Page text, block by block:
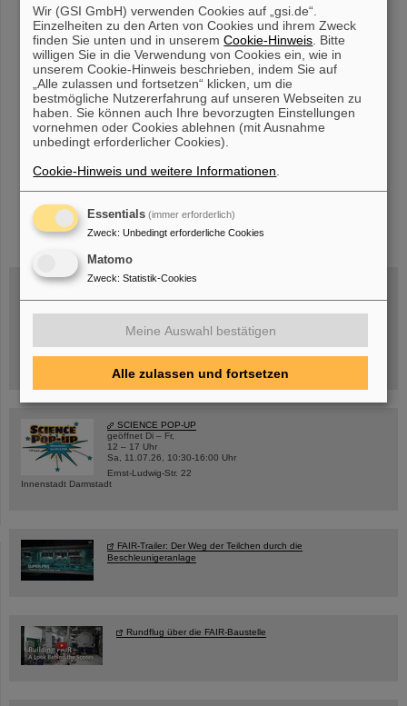
multiplexer]
« .... 192 193 194 195 196 197 198
200
201 .... »
instagram linkedin youtubehelmholtz.socialfacebook
Warum existiert nicht einfach nichts?
SCIENCE POP-UP
geöffnet Di – Fr,
12 – 17 Uhr
Sa, 11.07.26, 10:30-16:00 Uhr
Ernst-Ludwig-Str. 22
Innenstadt Darmstadt
FAIR-Trailer: Der Weg der Teilchen durch die
Beschleunigeranlage
Rundflug über die FAIR-Baustelle
Wir (GSI GmbH) verwenden Cookies auf „gsi.de“.
Einzelheiten zu den Arten von Cookies und ihrem Zweck
finden Sie unten und in unseremCookie-Hinweis . Bitte
willigen Sie in die Verwendung von Cookies ein, wie in
unserem Cookie-Hinweis beschrieben, indem Sie auf
„Alle zulassen und fortsetzen“ klicken, um die
bestmögliche Nutzererfahrung auf unseren Webseiten zu
haben. Sie können auch Ihre bevorzugten Einstellungen
vornehmen oder Cookies ablehnen (mit Ausnahme
unbedingt erforderlicher Cookies).
Cookie-Hinweis und weitere Informationen
Essentials (immer erforderlich)
Zweck: Unbedingt erforderliche Cookies
Matomo
Zweck: Statistik-Cookies
Meine Auswahl bestätigen
Alle zulassen und fortsetzen